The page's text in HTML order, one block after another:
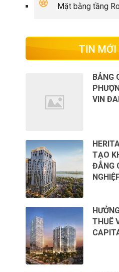
Mặt bằng tầng
TIN MỚI
BẢNG
VIN
TẠO
ĐẲNG
THUÊ